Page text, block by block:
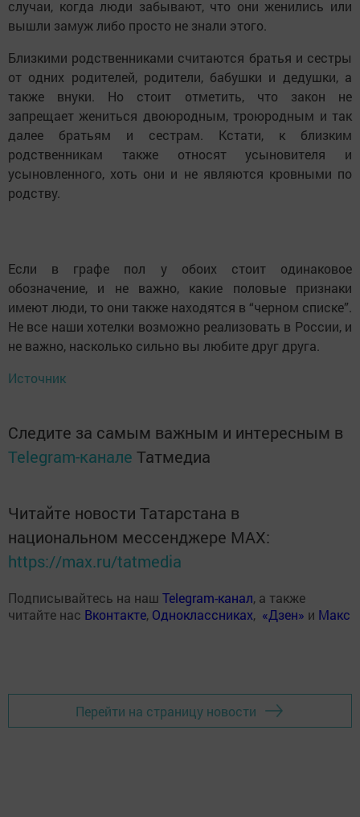
случаи, когда люди забывают, что они женились или
вышли замуж либо просто не знали этого.
Близкими родственниками считаются братья и сестры
от одних родителей, родители, бабушки и дедушки, а
также внуки. Но стоит отметить, что закон не
запрещает жениться двоюродным, троюродным и так
далее братьям и сестрам. Кстати, к близким
родственникам также относят усыновителя и
усыновленного, хоть они и не являются кровными по
родству.
Если в графе пол у обоих стоит одинаковое
обозначение, и не важно, какие половые признаки
имеют люди, то они также находятся в “черном списке”.
Не все наши хотелки возможно реализовать в России, и
не важно, насколько сильно вы любите друг друга.
Источник
Следите за самым важным и интересным в
Telegram-канале Татмедиа
Читайте новости Татарстана в
национальном мессенджере MАХ:
https://max.ru/tatmedia
Подписывайтесь на наш Telegram-канал, а также
читайте нас Вконтакте, Одноклассниках, «Дзен» и Макс
Перейти на страницу новости